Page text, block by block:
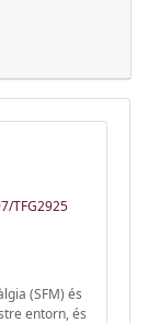
TFG2925
(SFM) és
entorn, és